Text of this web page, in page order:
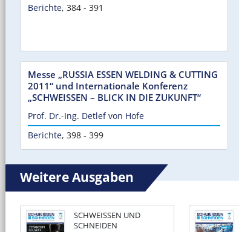
Berichte, 384 - 391
Messe „RUSSIA ESSEN WELDING & CUTTING
2011“ und Internationale Konferenz
„SCHWEISSEN – BLICK IN DIE ZUKUNFT“
Prof. Dr.-Ing. Detlef von Hofe
Berichte, 398 - 399
Weitere Ausgaben
SCHWEISSEN UND
SCHNEIDEN